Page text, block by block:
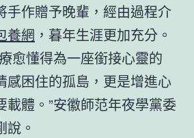
手作贈予晚輩，經由過程介
養網 ，暮年生涯更加充分。
愈懂得為一座銜接心靈的
感困住的孤島，更是增進心
載體。”安徽師范年夜學黨委
。